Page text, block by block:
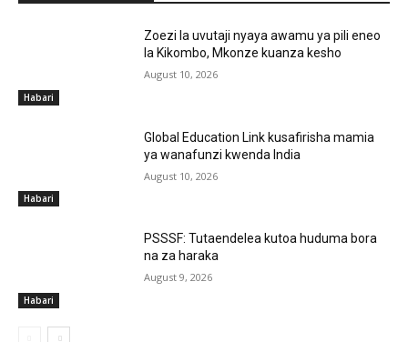
Habari
Zoezi la uvutaji nyaya awamu ya pili eneo
la Kikombo, Mkonze kuanza kesho
August 10, 2026
Habari
Global Education Link kusafirisha mamia
ya wanafunzi kwenda India
August 10, 2026
Habari
PSSSF: Tutaendelea kutoa huduma bora
na za haraka
August 9, 2026